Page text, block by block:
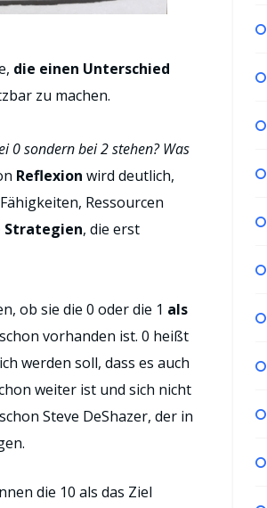
die einen Unterschied
zu machen.
0 sondern bei 2 stehen? Was
Reflexion wird deutlich,
Ressourcen
Strategien, die erst
ob sie die 0 oder die 1 als
vorhanden ist. 0 heißt
werden soll, dass es auch
weiter ist und sich nicht
Steve DeShazer, der in
die 10 als das Ziel